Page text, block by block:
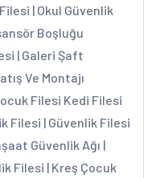
| Okul Güvenlik
Boşluğu
| Galeri Şaft
Ve Montajı
Filesi Kedi Filesi
Filesi | Güvenlik Filesi
Güvenlik Ağı |
Filesi | Kreş Çocuk